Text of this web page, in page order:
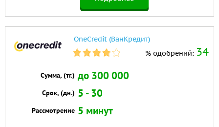
OneCredit (ВанКредит)
% одобрений: 34
Сумма, (тг.) до 300 000
Срок, (дн.) 5 - 30
Рассмотрение 5 минут